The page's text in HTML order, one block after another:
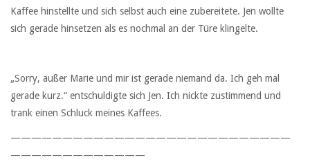
Kaffee hinstellte und sich selbst auch eine zubereitete. Jen wollte
sich gerade hinsetzen als es nochmal an der Türe klingelte.
„Sorry, außer Marie und mir ist gerade niemand da. Ich geh mal
gerade kurz.“ entschuldigte sich Jen. Ich nickte zustimmend und
trank einen Schluck meines Kaffees.
———————————————————————————
—————————————